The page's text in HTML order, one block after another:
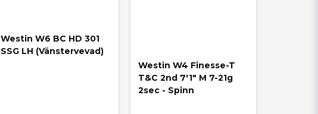
Westin W6 BC HD 301
SSG LH (Vänstervevad)
Westin W4 Finesse-T
T&C 2nd 7'1" M 7-21g
2sec - Spinn